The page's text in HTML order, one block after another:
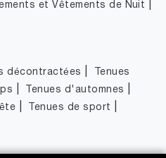
et Vêtements de Nuit
décontractées
Tenues
Tenues d'automnes
Tenues de sport